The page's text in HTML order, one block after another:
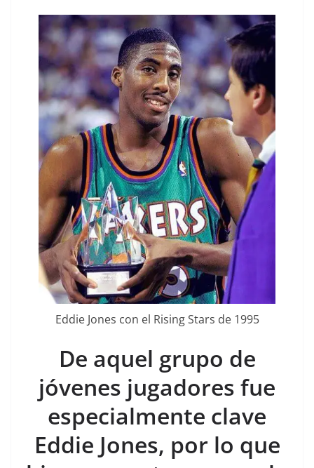
Eddie Jones con el Rising Stars de 1995
De aquel grupo de
jóvenes jugadores fue
especialmente clave
Eddie Jones, por lo que